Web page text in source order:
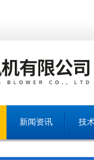
新闻资讯 技